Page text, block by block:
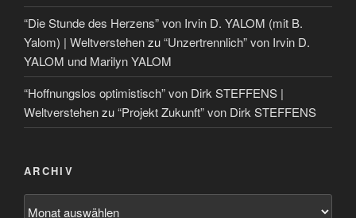
“Die Stunde des Herzens” von Irvin D. YALOM (mit B.
Yalom) | Weltverstehenzu“Unzertrennlich” von Irvin D.
YALOM und Marilyn YALOM
“Hoffnungslos optimistisch” von Dirk STEFFENS |
Weltverstehenzu“Projekt Zukunft” von Dirk STEFFENS
ARCHIV